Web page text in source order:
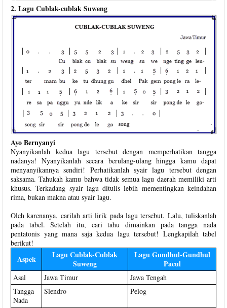
2. Lagu Cublak-cublak Suweng
Ayo Bernyanyi
Nyanyikanlah kedua lagu tersebut dengan memperhatikan tangga
nadanya! Nyanyikanlah secara berulang-ulang hingga kamu dapat
menyanyikannya sendiri! Perhatikanlah syair lagu tersebut dengan
saksama. Tahukah kamu bahwa tidak semua lagu daerah memiliki arti
khusus. Terkadang syair lagu ditulis lebih mementingkan keindahan
rima, bukan makna atau syair lagu.
Oleh karenanya, carilah arti lirik pada lagu tersebut. Lalu, tuliskanlah
pada tabel. Setelah itu, cari tahu dimainkan pada tangga nada
pentatonis yang mana saja kedua lagu tersebut! Lengkapilah tabel
berikut!
Aspek
Lagu Cublak-Cublak
Suweng
Lagu Gundhul-Gundhul
Pacul
Asal Jawa Timur
Jawa Tengah
Tangga
Nada
Slendro Pelog